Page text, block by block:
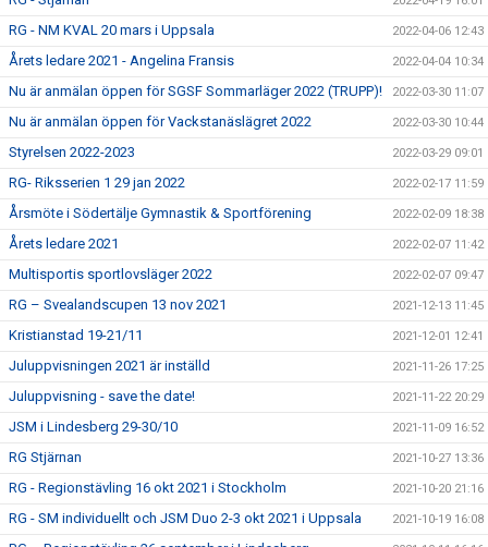
RG - NM KVAL 20 mars i Uppsala 2022-04-06 12:43
Årets ledare 2021 - Angelina Fransis 2022-04-04 10:34
Nu är anmälan öppen för SGSF Sommarläger 2022 (TRUPP)! 2022-03-30 11:07
Nu är anmälan öppen för Vackstanäslägret 2022 2022-03-30 10:44
Styrelsen 2022-2023 2022-03-29 09:01
RG- Riksserien 1 29 jan 2022 2022-02-17 11:59
Årsmöte i Södertälje Gymnastik & Sportförening 2022-02-09 18:38
Årets ledare 2021 2022-02-07 11:42
Multisportis sportlovsläger 2022 2022-02-07 09:47
RG – Svealandscupen 13 nov 2021 2021-12-13 11:45
Kristianstad 19-21/11 2021-12-01 12:41
Juluppvisningen 2021 är inställd 2021-11-26 17:25
Juluppvisning - save the date! 2021-11-22 20:29
JSM i Lindesberg 29-30/10 2021-11-09 16:52
RG Stjärnan 2021-10-27 13:36
RG - Regionstävling 16 okt 2021 i Stockholm 2021-10-20 21:16
RG - SM individuellt och JSM Duo 2-3 okt 2021 i Uppsala 2021-10-19 16:08